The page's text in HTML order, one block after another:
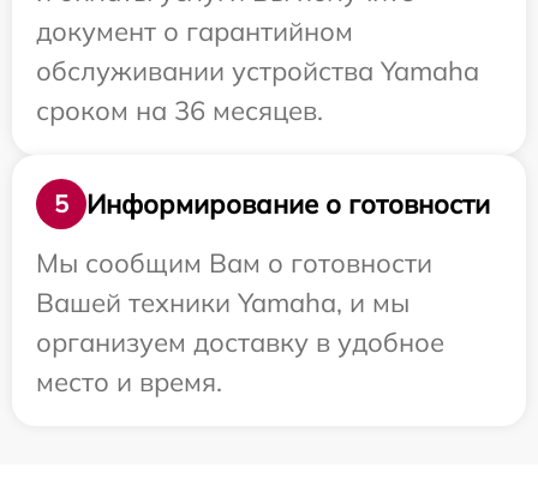
документ о гарантийном
обслуживании устройства Yamaha
сроком на 36 месяцев.
5
Информирование о готовности
Мы сообщим Вам о готовности
Вашей техники Yamaha, и мы
организуем доставку в удобное
место и время.